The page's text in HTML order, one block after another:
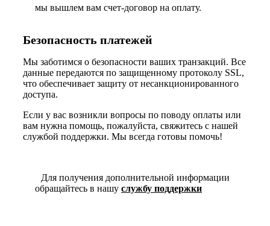
мы вышлем вам счет-договор на оплату.
Безопасность платежей
Мы заботимся о безопасности ваших транзакций. Все
данные передаются по защищенному протоколу SSL,
что обеспечивает защиту от несанкционированного
доступа.
Если у вас возникли вопросы по поводу оплаты или
вам нужна помощь, пожалуйста, свяжитесь с нашей
службой поддержки. Мы всегда готовы помочь!
Для получения дополнительной информации
обращайтесь в нашу службу поддержки